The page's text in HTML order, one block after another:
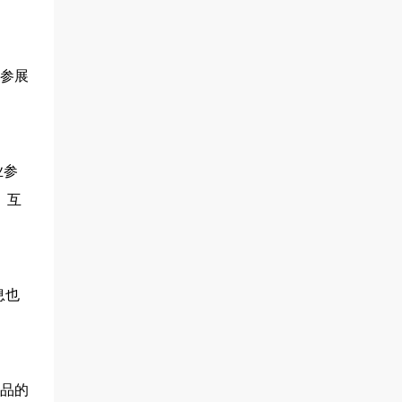
展
参
互
也
的